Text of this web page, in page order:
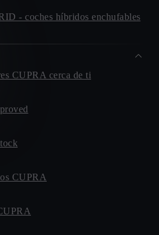
- coches híbridos enchufables
CUPRA cerca de ti
CUPRA